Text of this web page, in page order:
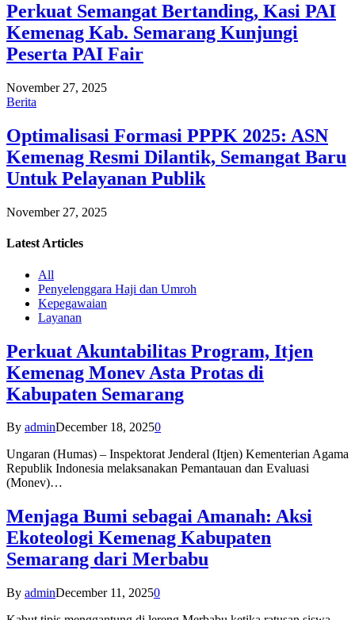
Perkuat Semangat Bertanding, Kasi PAI
Kemenag Kab. Semarang Kunjungi
Peserta PAI Fair
November 27, 2025
Berita
Optimalisasi Formasi PPPK 2025: ASN
Kemenag Resmi Dilantik, Semangat Baru
Untuk Pelayanan Publik
November 27, 2025
Latest Articles
All
Penyelenggara Haji dan Umroh
Kepegawaian
Layanan
Perkuat Akuntabilitas Program, Itjen
Kemenag Monev Asta Protas di
Kabupaten Semarang
By adminDecember 18, 20250
Ungaran (Humas) – Inspektorat Jenderal (Itjen) Kementerian Agama
Republik Indonesia melaksanakan Pemantauan dan Evaluasi
(Monev)…
Menjaga Bumi sebagai Amanah: Aksi
Ekoteologi Kemenag Kabupaten
Semarang dari Merbabu
By adminDecember 11, 20250